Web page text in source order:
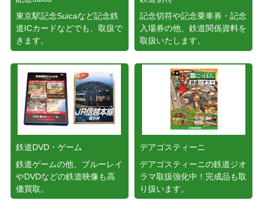
東京駅記念Suicaなど記念鉄
道ICカードなどでも、取扱で
きます。
記念切符や記念乗車券・記念
入場券の他、鉄道関係資料を
取扱いたします。
鉄道DVD・ゲーム
鉄道ゲームの他、ブルーレイ
やDVDなどの鉄道映像も高
価買取。
デアゴスティーニ
デアゴスティーニの鉄道ジオ
ラマ取扱強化中！完成品も取
り扱います。